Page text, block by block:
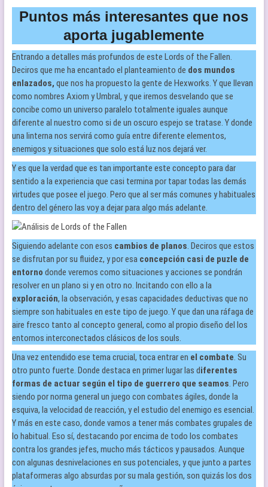
Puntos más interesantes que nos
aporta jugablemente
Entrando a detalles más profundos de este Lords of the Fallen.
Deciros que me ha encantado el planteamiento de dos mundos
enlazados, que nos ha propuesto la gente de Hexworks. Y que llevan
como nombres Axiom y Umbral, y que iremos desvelando que se
concibe como un universo paralelo totalmente iguales aunque
diferente al nuestro como si de un oscuro espejo se tratase. Y donde
una linterna nos servirá como guía entre diferente elementos,
enemigos y situaciones que solo está luz nos dejará ver.
Y es que la verdad que es tan importante este concepto para dar
sentido a la experiencia que casi termina por tapar todas las demás
virtudes que posee el juego. Pero que al ser más comunes y habituales
dentro del género las voy a dejar para algo más adelante.
Siguiendo adelante con esos cambios de planos. Deciros que estos
se disfrutan por su fluidez, y por esaconcepción casi de puzle de
entorno donde veremos como situaciones y acciones se pondrán
resolver en un plano si y en otro no. Incitando con ello a la
exploración, la observación, y esas capacidades deductivas que no
siempre son habituales en este tipo de juego. Y que dan una ráfaga de
aire fresco tanto al concepto general, como al propio diseño del los
entornos interconectados clásicos de los souls.
Una vez entendido ese tema crucial, toca entrar en el combate. Su
otro punto fuerte. Donde destaca en primer lugar las diferentes
formas de actuar según el tipo de guerrero que seamos. Pero
siendo por norma general un juego con combates ágiles, donde la
esquiva, la velocidad de reacción, y el estudio del enemigo es esencial.
Y más en este caso, donde vamos a tener más combates grupales de
lo habitual. Eso sí, destacando por encima de todo los combates
contra los grandes jefes, mucho más tácticos y pausados. Aunque
con algunas desnivelaciones en sus potenciales, y que junto a partes
plataformeras algo absurdas por su mala gestión, son quizás los dos